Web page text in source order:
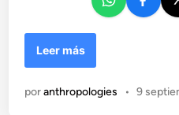
Y
D
o
Leer más
poranthropologies • 9